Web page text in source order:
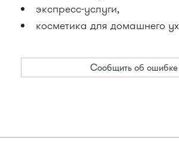
экспресс-услуги,
косметика для домашнего
Сообщить об ошибке